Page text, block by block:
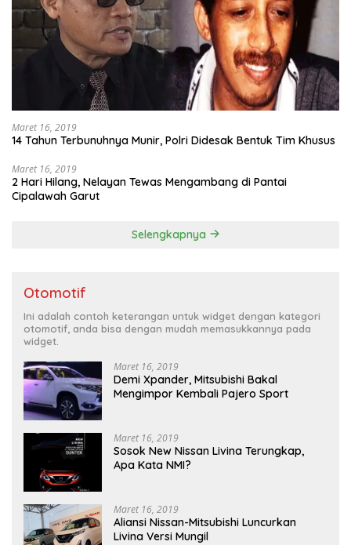
Maret 16, 2019
14 Tahun Terbunuhnya Munir, Polri Didesak Bentuk Tim Khusus
Maret 16, 2019
2 Hari Hilang, Nelayan Tewas Mengambang di Pantai
Cipalawah Garut
Selengkapnya
Otomotif
Ini adalah contoh keterangan untuk widget dengan kategori
otomotif, anda bisa dengan mudah memasukkannya pada
widget.
Maret 16, 2019
Demi Xpander, Mitsubishi Bakal
Mengimpor Kembali Pajero Sport
Maret 16, 2019
Sosok New Nissan Livina Terungkap,
Apa Kata NMI?
Maret 16, 2019
Aliansi Nissan-Mitsubishi Luncurkan
Livina Versi Mungil